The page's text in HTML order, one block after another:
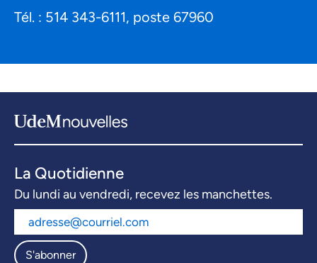
Tél. : 514 343-6111, poste 67960
La Quotidienne
Du lundi au vendredi, recevez les manchettes.
S'abonner